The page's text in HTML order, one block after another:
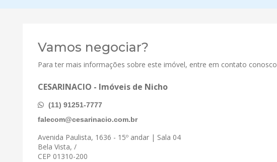
Vamos negociar?
Para ter mais informações sobre este imóvel, entre em contato conosco
CESARINACIO - Imóveis de Nicho
(11) 91251-7777
falecom@cesarinacio.com.br
Avenida Paulista, 1636 - 15º andar | Sala 04
Bela Vista, /
CEP 01310-200